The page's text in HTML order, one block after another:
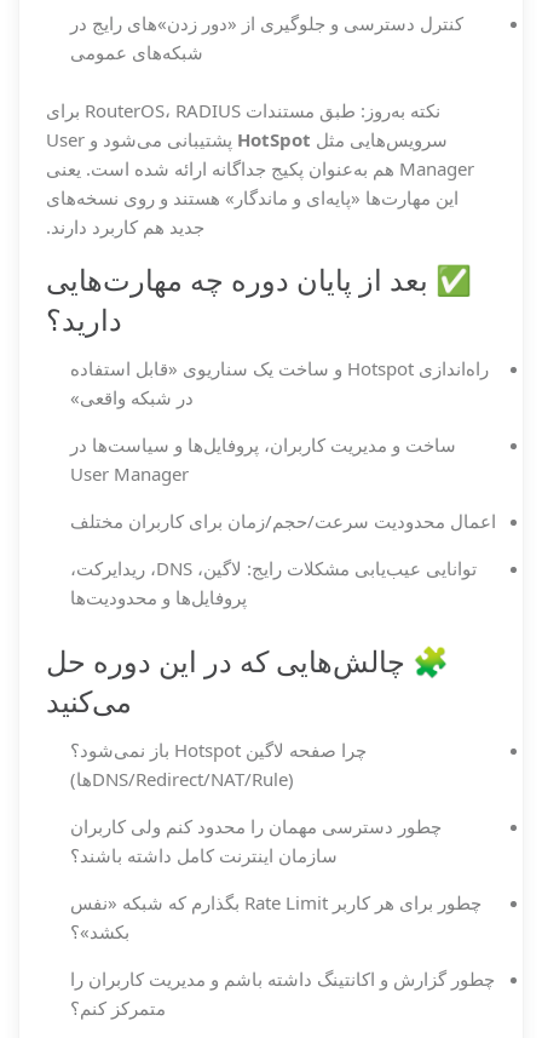
کنترل دسترسی و جلوگیری از «دور زدن»های رایج در
شبکه‌های عمومی
نکته به‌روز: طبق مستندات RouterOS، RADIUS برای
سرویس‌هایی مثل HotSpot
پشتیبانی می‌شود و User
Manager هم به‌عنوان پکیج جداگانه ارائه شده است. یعنی
این مهارت‌ها «پایه‌ای و ماندگار» هستند و روی نسخه‌های
جدید هم کاربرد دارند.
✅ بعد از پایان دوره چه مهارت‌هایی
دارید؟
راه‌اندازی Hotspot و ساخت یک سناریوی «قابل استفاده
در شبکه واقعی»
ساخت و مدیریت کاربران، پروفایل‌ها و سیاست‌ها در
User Manager
اعمال محدودیت سرعت/حجم/زمان برای کاربران مختلف
توانایی عیب‌یابی مشکلات رایج: لاگین، DNS، ریدایرکت،
پروفایل‌ها و محدودیت‌ها
🧩 چالش‌هایی که در این دوره حل
می‌کنید
چرا صفحه لاگین Hotspot باز نمی‌شود؟
(DNS/Redirect/NAT/Ruleها)
چطور دسترسی مهمان را محدود کنم ولی کاربران
سازمان اینترنت کامل داشته باشند؟
چطور برای هر کاربر Rate Limit بگذارم که شبکه «نفس
بکشد»؟
چطور گزارش و اکانتینگ داشته باشم و مدیریت کاربران را
متمرکز کنم؟